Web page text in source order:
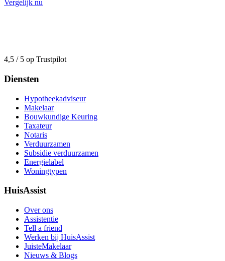
Vergelijk nu
4,5 / 5 op Trustpilot
Diensten
Hypotheekadviseur
Makelaar
Bouwkundige Keuring
Taxateur
Notaris
Verduurzamen
Subsidie verduurzamen
Energielabel
Woningtypen
HuisAssist
Over ons
Assistentie
Tell a friend
Werken bij HuisAssist
JuisteMakelaar
Nieuws & Blogs